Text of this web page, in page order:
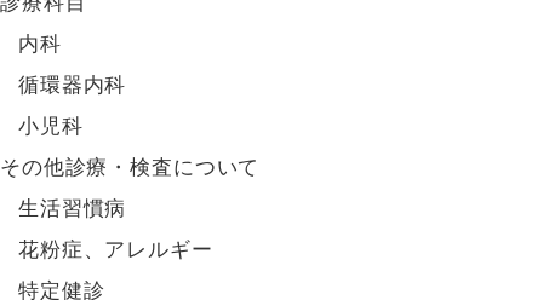
内科
循環器内科
小児科
その他診療・検査について
生活習慣病
花粉症、アレルギー
特定健診